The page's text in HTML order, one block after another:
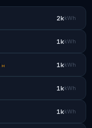
2kkWh
1kkWh
H 1kkWh
1kkWh
1kkWh